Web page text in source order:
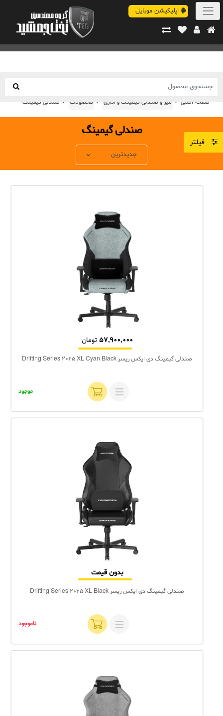
اپلیکیشن موبایل
صفحه اصلی محصولات میز و صندلی گیمینگ و اداری صندلی گیمینگ
فیلتر
صندلی گیمینگ
57,900,000 تومان
صندلی گیمینگ دی ایکس ریسر Drifting Series 2025 XL Cyan Black
موجود
بدون قیمت
صندلی گیمینگ دی ایکس ریسر Drifting Series 2025 XL Black
ناموجود